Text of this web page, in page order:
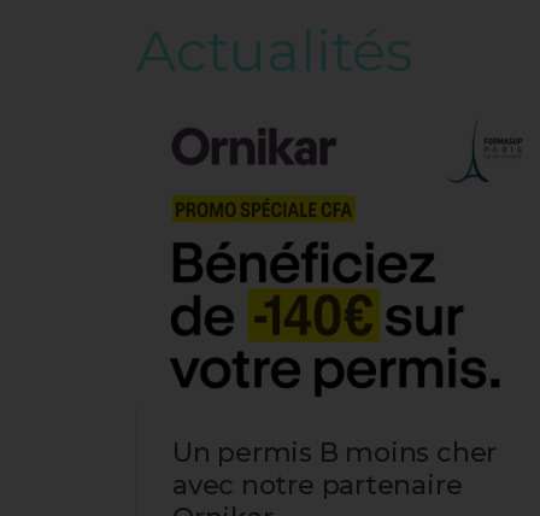
Actualités
Un permis B moins cher
avec notre partenaire